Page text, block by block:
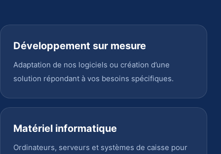
Développement sur mesure
Adaptation de nos logiciels ou création d’une
solution répondant à vos besoins spécifiques.
Matériel informatique
Ordinateurs, serveurs et systèmes de caisse pour